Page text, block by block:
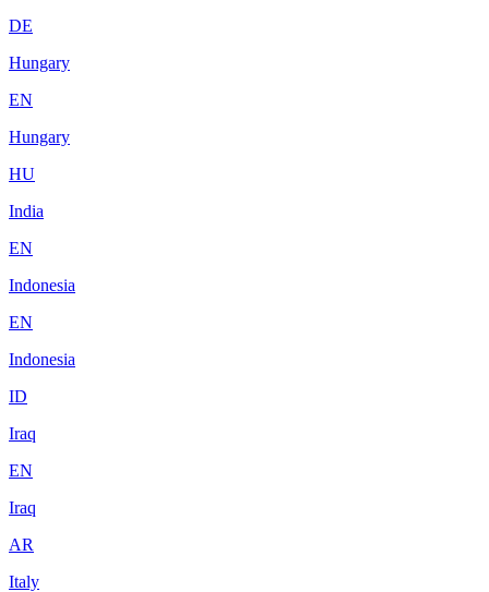
DE
Hungary
EN
Hungary
HU
India
EN
Indonesia
EN
Indonesia
ID
Iraq
EN
Iraq
AR
Italy